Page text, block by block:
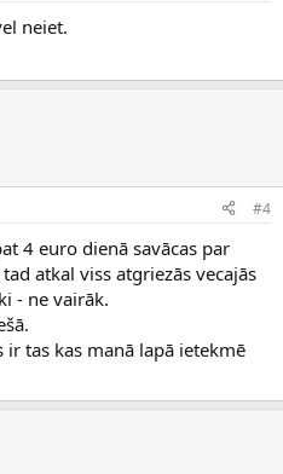
neiet.
#4
4 euro dienā savācas par
atkal viss atgriezās vecajās
- ne vairāk.
tas kas manā lapā ietekmē